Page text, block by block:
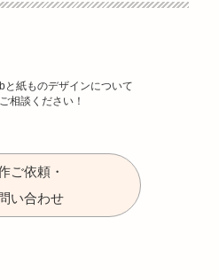
と紙ものデザインについて
相談ください！
ご依頼・
い合わせ